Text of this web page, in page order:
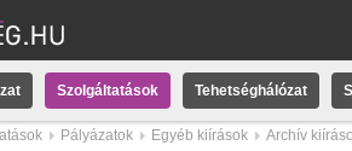
Szolgáltatások Tehetséghálózat
Pályázatok Egyéb kiírások Archív